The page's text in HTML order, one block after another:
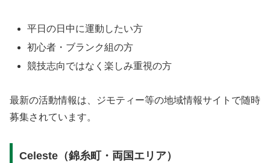
平日の日中に運動したい方
初心者・ブランク組の方
競技志向ではなく楽しみ重視の方
最新の活動情報は、ジモティー等の地域情報サイトで随時
募集されています。
Celeste（錦糸町・両国エリア）